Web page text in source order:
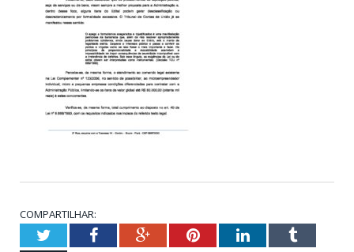
COMPARTILHAR:
TwitterFacebookGoogle+PinterestLinkedInTumblr